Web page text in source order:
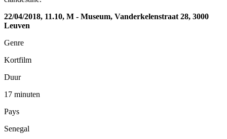
22/04/2018, 11.10, M - Museum, Vanderkelenstraat 28, 3000
Leuven
Genre
Kortfilm
Duur
17 minuten
Pays
Senegal